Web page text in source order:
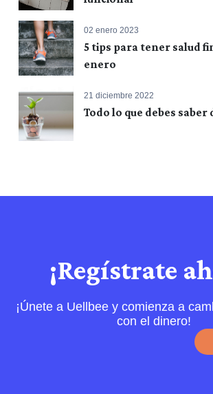
02 enero 2023
5 tips para tener salud
enero
21 diciembre 2022
Todo lo que debes
¡Regístrate
¡Únete a Uellbee y comienza a
con el dinero!